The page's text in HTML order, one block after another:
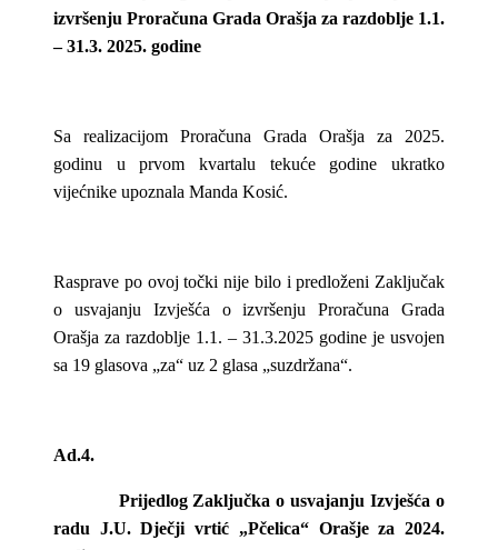
izvršenju Proračuna Grada Orašja za razdoblje 1.1.
– 31.3. 2025. godine
Sa realizacijom Proračuna Grada Orašja za 2025.
godinu u prvom kvartalu tekuće godine ukratko
vijećnike upoznala Manda Kosić.
Rasprave po ovoj točki nije bilo i predloženi Zaključak
o usvajanju Izvješća o izvršenju Proračuna Grada
Orašja za razdoblje 1.1. – 31.3.2025 godine je usvojen
sa 19 glasova „za“ uz 2 glasa „suzdržana“.
Ad.4.
Prijedlog Zaključka o usvajanju Izvješća o
radu J.U. Dječji vrtić „Pčelica“ Orašje za 2024.